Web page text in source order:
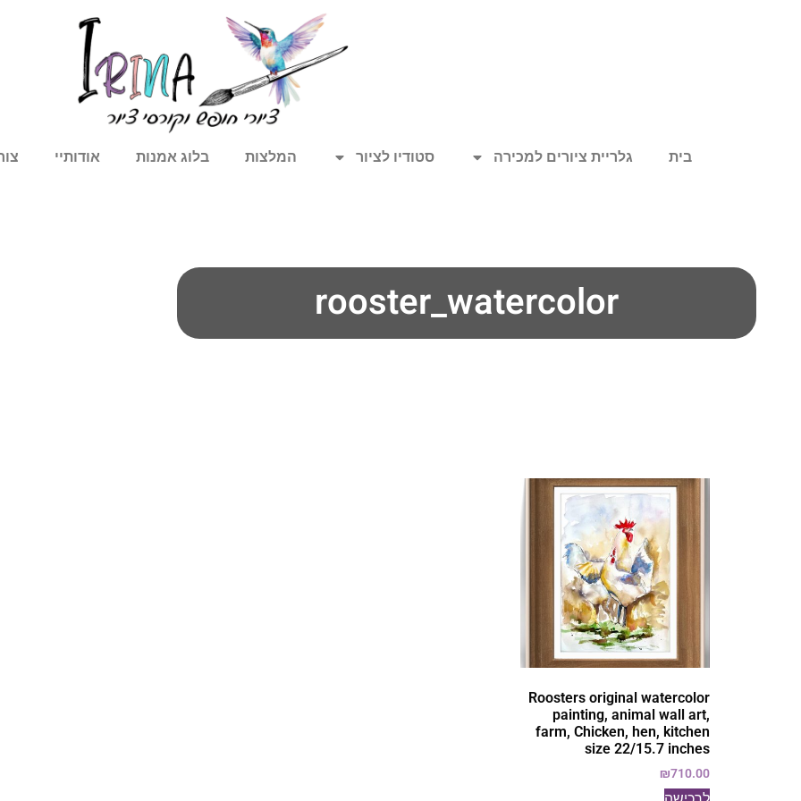
בית גלריית ציורים למכירה סטודיו לציור המלצות בלוג אמנות אודותיי
rooster_watercolor
Roosters original watercolor
painting, animal wall art,
farm, Chicken, hen, kitchen
size 22/15.7 inches
₪710.00